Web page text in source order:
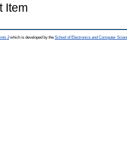
Item
3which is developed by the School of Electronics and Computer